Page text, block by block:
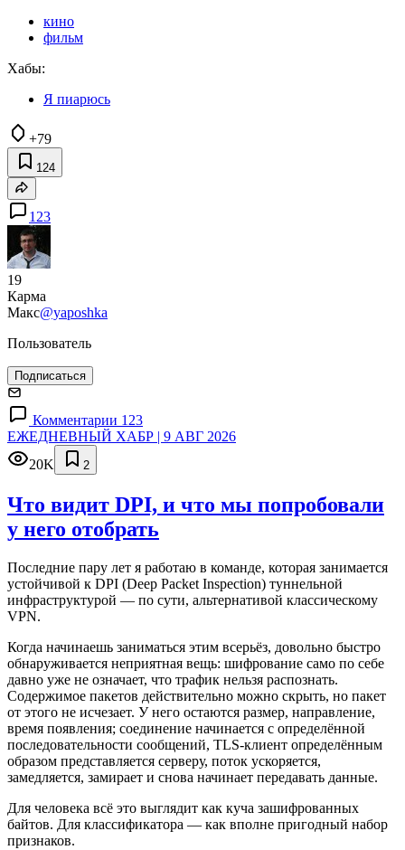
кино
фильм
Хабы:
Я пиарюсь
+79
124
123
19
Карма
Макс@yaposhka
Пользователь
Подписаться
Комментарии 123
ЕЖЕДНЕВНЫЙ ХАБР | 9 АВГ 2026
20K
2
Что видит DPI, и что мы попробовали
у него отобрать
Последние пару лет я работаю в команде, которая занимается
устойчивой к DPI (Deep Packet Inspection) туннельной
инфраструктурой — по сути, альтернативой классическому
VPN.
Когда начинаешь заниматься этим всерьёз, довольно быстро
обнаруживается неприятная вещь: шифрование само по себе
давно уже не означает, что трафик нельзя распознать.
Содержимое пакетов действительно можно скрыть, но пакет
от этого не исчезает. У него остаются размер, направление,
время появления; соединение начинается с определённой
последовательности сообщений, TLS-клиент определённым
образом представляется серверу, поток ускоряется,
замедляется, замирает и снова начинает передавать данные.
Для человека всё это выглядит как куча зашифрованных
байтов. Для классификатора — как вполне пригодный набор
признаков.